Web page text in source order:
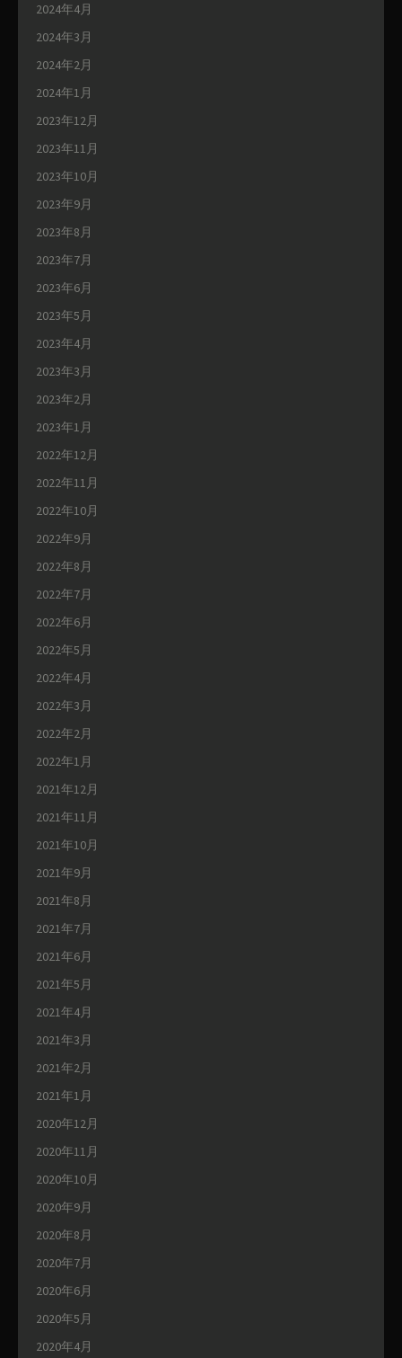
2024年4月
2024年3月
2024年2月
2024年1月
2023年12月
2023年11月
2023年10月
2023年9月
2023年8月
2023年7月
2023年6月
2023年5月
2023年4月
2023年3月
2023年2月
2023年1月
2022年12月
2022年11月
2022年10月
2022年9月
2022年8月
2022年7月
2022年6月
2022年5月
2022年4月
2022年3月
2022年2月
2022年1月
2021年12月
2021年11月
2021年10月
2021年9月
2021年8月
2021年7月
2021年6月
2021年5月
2021年4月
2021年3月
2021年2月
2021年1月
2020年12月
2020年11月
2020年10月
2020年9月
2020年8月
2020年7月
2020年6月
2020年5月
2020年4月